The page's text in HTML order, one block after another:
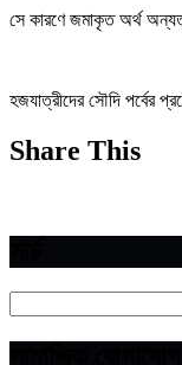
সে কারণে জমাকৃত অর্থ
হজযাত্রীদের সৌদি পর্বের
Share This